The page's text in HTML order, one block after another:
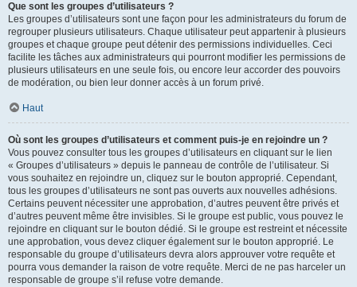
Que sont les groupes d’utilisateurs ?
Les groupes d’utilisateurs sont une façon pour les administrateurs du forum de
regrouper plusieurs utilisateurs. Chaque utilisateur peut appartenir à plusieurs
groupes et chaque groupe peut détenir des permissions individuelles. Ceci
facilite les tâches aux administrateurs qui pourront modifier les permissions de
plusieurs utilisateurs en une seule fois, ou encore leur accorder des pouvoirs
de modération, ou bien leur donner accès à un forum privé.
Haut
Où sont les groupes d’utilisateurs et comment puis-je en rejoindre un ?
Vous pouvez consulter tous les groupes d’utilisateurs en cliquant sur le lien
« Groupes d’utilisateurs » depuis le panneau de contrôle de l’utilisateur. Si
vous souhaitez en rejoindre un, cliquez sur le bouton approprié. Cependant,
tous les groupes d’utilisateurs ne sont pas ouverts aux nouvelles adhésions.
Certains peuvent nécessiter une approbation, d’autres peuvent être privés et
d’autres peuvent même être invisibles. Si le groupe est public, vous pouvez le
rejoindre en cliquant sur le bouton dédié. Si le groupe est restreint et nécessite
une approbation, vous devez cliquer également sur le bouton approprié. Le
responsable du groupe d’utilisateurs devra alors approuver votre requête et
pourra vous demander la raison de votre requête. Merci de ne pas harceler un
responsable de groupe s’il refuse votre demande.